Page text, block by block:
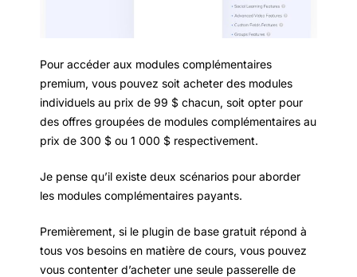
Pour accéder aux modules complémentaires
premium, vous pouvez soit acheter des modules
individuels au prix de 99 $ chacun, soit opter pour
des offres groupées de modules complémentaires au
prix de 300 $ ou 1 000 $ respectivement.
Je pense qu’il existe deux scénarios pour aborder
les modules complémentaires payants.
Premièrement, si le plugin de base gratuit répond à
tous vos besoins en matière de cours, vous pouvez
vous contenter d’acheter une seule passerelle de